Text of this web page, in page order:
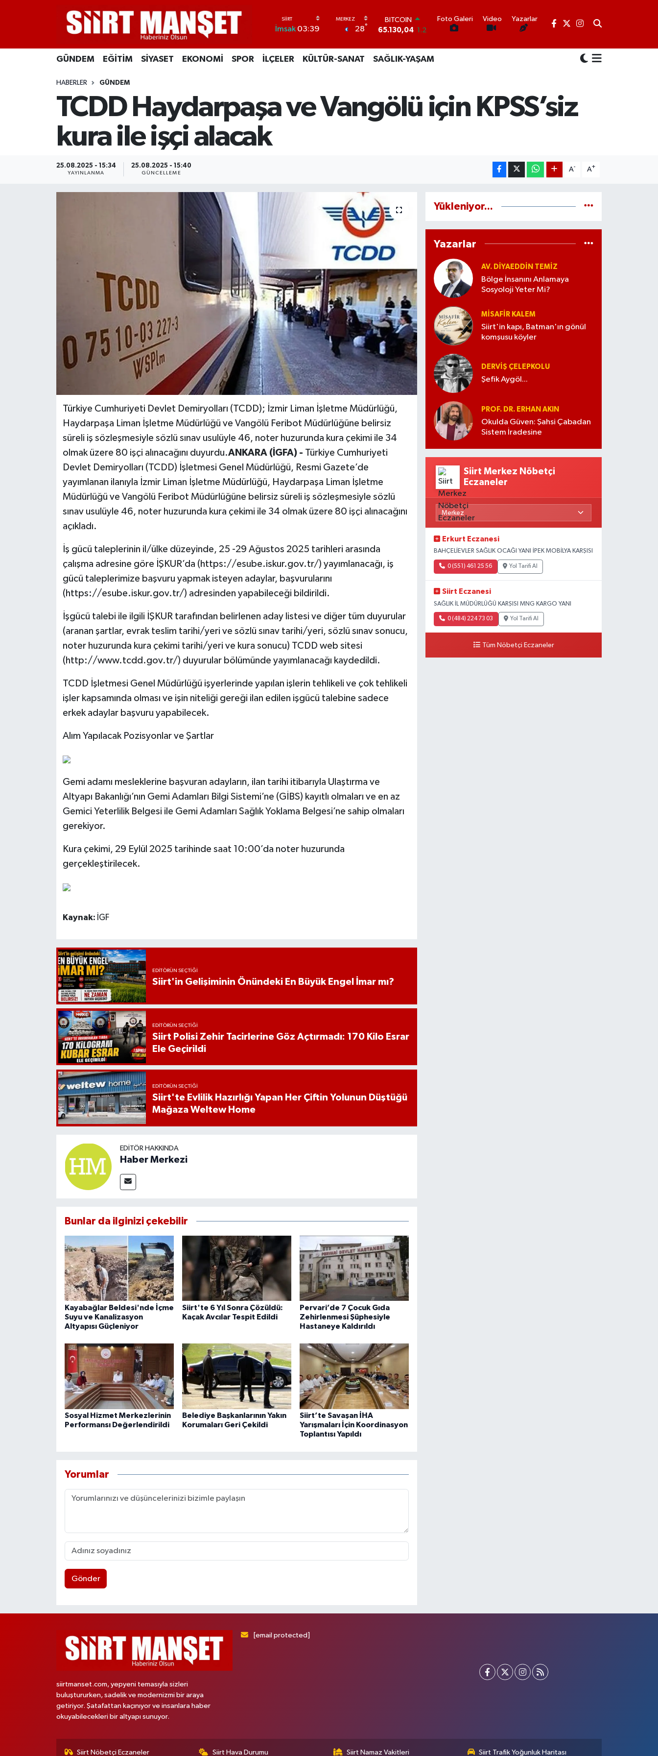
İmsak03:39 28°
DOLAR
47,7106 0.17
55,1652 0.27
STERLİN
BİST100
13.773
-19
Foto Galeri Video Yazarlar
GÜNDEM EĞİTİM SİYASET EKONOMİ SPOR İLÇELER KÜLTÜR-SANAT SAĞLIK-YAŞAM
HABERLER GÜNDEM
TCDD Haydarpaşa ve Vangölü için KPSS’siz
kura ile işçi alacak
25.08.2025 - 15:34
YAYINLANMA
25.08.2025 - 15:40
GÜNCELLEME
A- A+
Türkiye Cumhuriyeti Devlet Demiryolları (TCDD); İzmir Liman İşletme Müdürlüğü,
Haydarpaşa Liman İşletme Müdürlüğü ve Vangölü Feribot Müdürlüğüne belirsiz
süreli iş sözleşmesiyle sözlü sınav usulüyle 46, noter huzurunda kura çekimi ile 34
olmak üzere 80 işçi alınacağını duyurdu.ANKARA (İGFA) - Türkiye Cumhuriyeti
Devlet Demiryolları (TCDD) İşletmesi Genel Müdürlüğü, Resmi Gazete’de
yayımlanan ilanıyla İzmir Liman İşletme Müdürlüğü, Haydarpaşa Liman İşletme
Müdürlüğü ve Vangölü Feribot Müdürlüğüne belirsiz süreli iş sözleşmesiyle sözlü
sınav usulüyle 46, noter huzurunda kura çekimi ile 34 olmak üzere 80 işçi alınacağını
açıkladı.
İş gücü taleplerinin il/ülke düzeyinde, 25 -29 Ağustos 2025 tarihleri arasında
çalışma adresine göre İŞKUR’da (https://esube.iskur.gov.tr/) yayımlanacağı, iş
gücü taleplerimize başvuru yapmak isteyen adaylar, başvurularını
(https://esube.iskur.gov.tr/) adresinden yapabileceği bildirildi.
İşgücü talebi ile ilgili İŞKUR tarafından belirlenen aday listesi ve diğer tüm duyurular
(aranan şartlar, evrak teslim tarihi/yeri ve sözlü sınav tarihi/yeri, sözlü sınav sonucu,
noter huzurunda kura çekimi tarihi/yeri ve kura sonucu) TCDD web sitesi
(http://www.tcdd.gov.tr/) duyurular bölümünde yayımlanacağı kaydedildi.
TCDD İşletmesi Genel Müdürlüğü işyerlerinde yapılan işlerin tehlikeli ve çok tehlikeli
işler kapsamında olması ve işin niteliği gereği ilan edilen işgücü talebine sadece
erkek adaylar başvuru yapabilecek.
Alım Yapılacak Pozisyonlar ve Şartlar
Gemi adamı mesleklerine başvuran adayların, ilan tarihi itibarıyla Ulaştırma ve
Altyapı Bakanlığı’nın Gemi Adamları Bilgi Sistemi’ne (GİBS) kayıtlı olmaları ve en az
Gemici Yeterlilik Belgesi ile Gemi Adamları Sağlık Yoklama Belgesi’ne sahip olmaları
gerekiyor.
Kura çekimi, 29 Eylül 2025 tarihinde saat 10:00’da noter huzurunda
gerçekleştirilecek.
Kaynak: İGF
EDITÖRÜN SEÇTIĞI
Siirt'in Gelişiminin Önündeki En Büyük Engel İmar mı?
EDITÖRÜN SEÇTIĞI
Siirt Polisi Zehir Tacirlerine Göz Açtırmadı: 170 Kilo Esrar
Ele Geçirildi
EDITÖRÜN SEÇTIĞI
Siirt'te Evlilik Hazırlığı Yapan Her Çiftin Yolunun Düştüğü
Mağaza Weltew Home
EDITÖR HAKKINDA
Haber Merkezi
Bunlar da ilginizi çekebilir
Kayabağlar Beldesi'nde İçme
Suyu ve Kanalizasyon
Altyapısı Güçleniyor
Siirt'te 6 Yıl Sonra Çözüldü:
Kaçak Avcılar Tespit Edildi
Pervari’de 7 Çocuk Gıda
Zehirlenmesi Şüphesiyle
Hastaneye Kaldırıldı
Sosyal Hizmet Merkezlerinin
Performansı Değerlendirildi
Belediye Başkanlarının Yakın
Korumaları Geri Çekildi
Siirt’te Savaşan İHA
Yarışmaları İçin Koordinasyon
Toplantısı Yapıldı
Yorumlar
Gönder
Yükleniyor...
Yazarlar
AV. DIYAEDDIN TEMIZ
Bölge İnsanını Anlamaya
Sosyoloji Yeter Mi?
MISAFIR KALEM
Siirt'in kapı, Batman'ın gönül
komşusu köyler
DERVIŞ ÇELEPKOLU
Şefik Aygöl...
PROF. DR. ERHAN AKIN
Okulda Güven: Şahsi Çabadan
Sistem İradesine
Siirt Merkez Nöbetçi
Eczaneler
Erkurt Eczanesi
BAHÇELİEVLER SAĞLIK OCAĞI YANI İPEK MOBİLYA KARŞISI
0 (551) 461 25 56 Yol Tarifi Al
Siirt Eczanesi
SAĞLIK İL MÜDÜRLÜĞÜ KARŞISI MNG KARGO YANI
0 (484) 224 73 03 Yol Tarifi Al
Tüm Nöbetçi Eczaneler
siirtmanset.com, yepyeni temasıyla sizleri
buluştururken, sadelik ve modernizmi bir araya
getiriyor. Şatafattan kaçınıyor ve insanlara haber
okuyabilecekleri bir altyapı sunuyor.
[email protected]
Siirt Nöbetçi Eczaneler Siirt Hava Durumu Siirt Namaz Vakitleri Siirt Trafik Yoğunluk Haritası
SİYASET
İLÇELER
Siirt Nöbetçi Eczaneler
Siirt Hava Durumu
Siirt Namaz Vakitleri
Siirt Trafik Yoğunluk Haritası
Süper Lig Puan Durumu ve Fikstür
Tüm Manşetler